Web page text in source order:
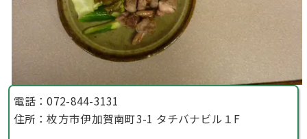
電話：072-844-3131
住所：枚方市伊加賀南町3-1 タチバナビル１F